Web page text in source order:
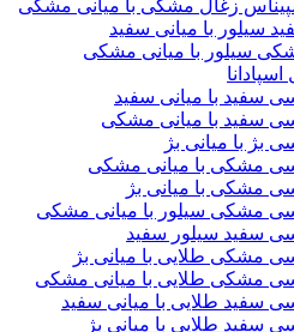
زغال مشکی با میانی مشکی
سیلور با میانی سفید
سیلور با میانی مشکی
سفید با میانی سفید
سفید با میانی مشکی
بژ با میانی بژ
مشکی با میانی مشکی
مشکی با میانی بژ
مشکی سیلور با میانی مشکی
سفید سیلور سفید
مشکی طلایی با میانی بژ
مشکی طلایی با میانی مشکی
سفید طلایی با میانی سفید
سفید طلایی با میانی بژ